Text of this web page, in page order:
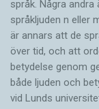
språk. Några
språkljuden n eller
är annars att de
över tid, och att
betydelse genom
både ljuden och
vid Lunds